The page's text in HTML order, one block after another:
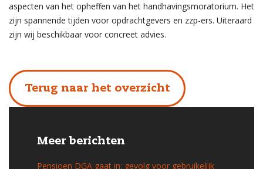
aspecten van het opheffen van het handhavingsmoratorium. Het
zijn spannende tijden voor opdrachtgevers en zzp-ers. Uiteraard
zijn wij beschikbaar voor concreet advies.
Terug naar het overzicht
Meer berichten
Pensioen DGA gaat in: gevolg voor gebruikelijk